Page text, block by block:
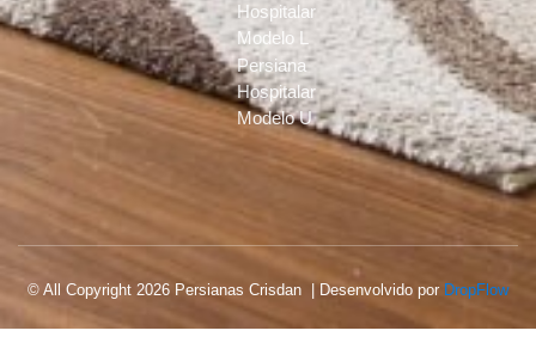
Hospitalar
Modelo L
Persiana
Hospitalar
Modelo U
© All Copyright 2026 Persianas Crisdan | Desenvolvido por DropFlow